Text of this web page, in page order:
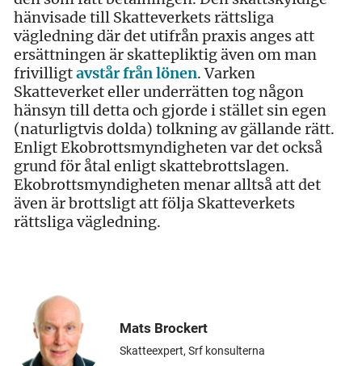
hänvisade till Skatteverkets rättsliga
vägledning där det utifrån praxis anges att
ersättningen är skattepliktig även om man
frivilligtavstår från lönen. Varken
Skatteverket eller underrätten tog någon
hänsyn till detta och gjorde i stället sin egen
(naturligtvis dolda) tolkning av gällande rätt.
Enligt Ekobrottsmyndigheten var det också
grund för åtal enligt skattebrottslagen.
Ekobrottsmyndigheten menar alltså att det
även är brottsligt att följa Skatteverkets
rättsliga vägledning.
Mats Brockert
Skatteexpert, Srf konsulterna